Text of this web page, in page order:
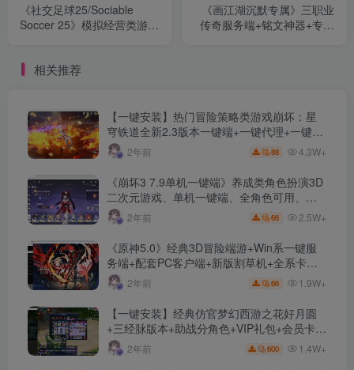
《社交足球25/Sociable
Soccer 25》模拟经营类游戏
《画江湖沉默专属》三职业
传奇服务端+铭文神器+专属
相关推荐
【一键安装】热门冒险策略类游戏崩坏：星
穹铁道全新2.3版本一键端+一键代理+一键启
动+免虚拟机
2年前 88 4.3W+
《崩坏3 7.9单机一键端》养成类角色扮演3D
二次元游戏、单机一键端、全角色可用、无
限资源、附带保姆级安装教程
2年前 66 2.5W+
《原神5.0》经典3D冒险端游+Win系一键服
务端+配套PC客户端+新版割草机+全系卡池
文件2年前 66 1.9W+
【一键安装】经典仿官梦幻西游之花好月圆
+三经脉版本+助战分角色+VIP礼包+会员卡
+剧情活动+视频搭建及其他修改资料
2年前 600 1.4W+